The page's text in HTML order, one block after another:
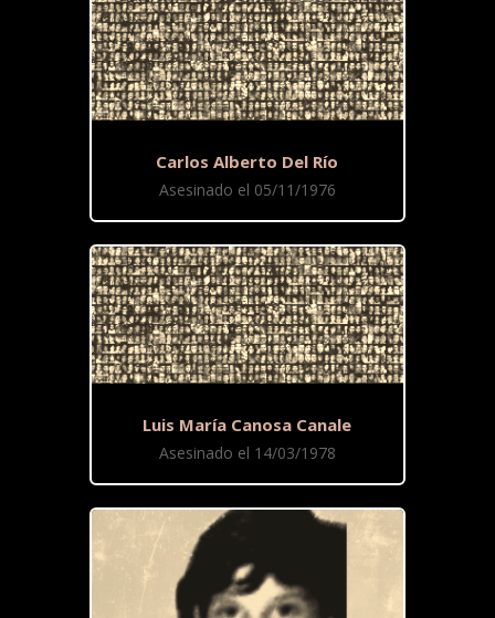
Carlos Alberto Del Río
Asesinado el 05/11/1976
Luis María Canosa Canale
Asesinado el 14/03/1978